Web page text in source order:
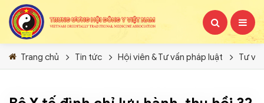
Trang chủ Tin tức Hội viên & Tư vấn pháp luật Tư